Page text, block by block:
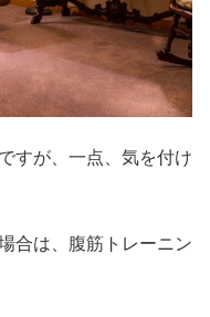
すが、一点、気を付け
合は、腹筋トレーニン